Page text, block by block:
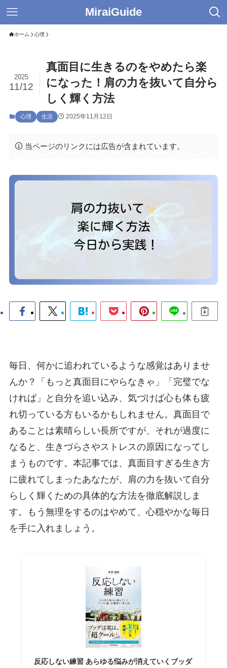
MiraiGuide
ホーム 心理
真面目に生きるのをやめたら楽
になった！肩の力を抜いて自分ら
しく輝く方法
2025
11/12
心理 生活 2025年11月12日
当ページのリンクには広告が含まれています。
毎日、何かに追われているような感覚はありませ
んか？「もっと真面目にやらなきゃ」「完璧でな
ければ」と自分を追い込み、気づけば心も体も疲
れ切っている方もいるかもしれません。真面目で
あることは素晴らしい長所ですが、それが過度に
なると、生きづらさやストレスの原因になってし
まうものです。本記事では、真面目すぎる生き方
に疲れてしまったあなたが、肩の力を抜いて自分
らしく輝くための具体的な方法を徹底解説しま
す。もう無理をするのはやめて、心穏やかな毎日
を手に入れましょう。
反応しない練習 あらゆる悩みが消えていくブッダ